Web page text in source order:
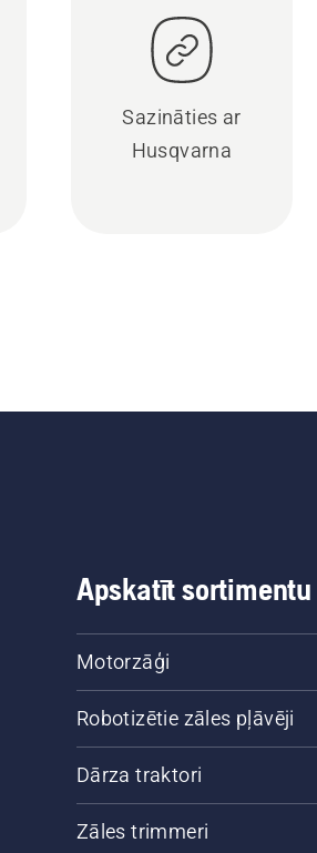
Sazināties ar
Husqvarna
Apskatīt sortimentu
Motorzāģi
Robotizētie zāles pļāvēji
Dārza traktori
Zāles trimmeri